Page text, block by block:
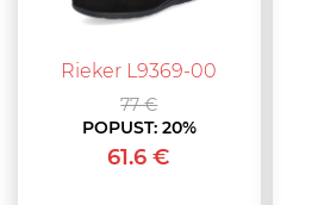
Rieker L9369-00
77 €
POPUST: 20%
61.6 €